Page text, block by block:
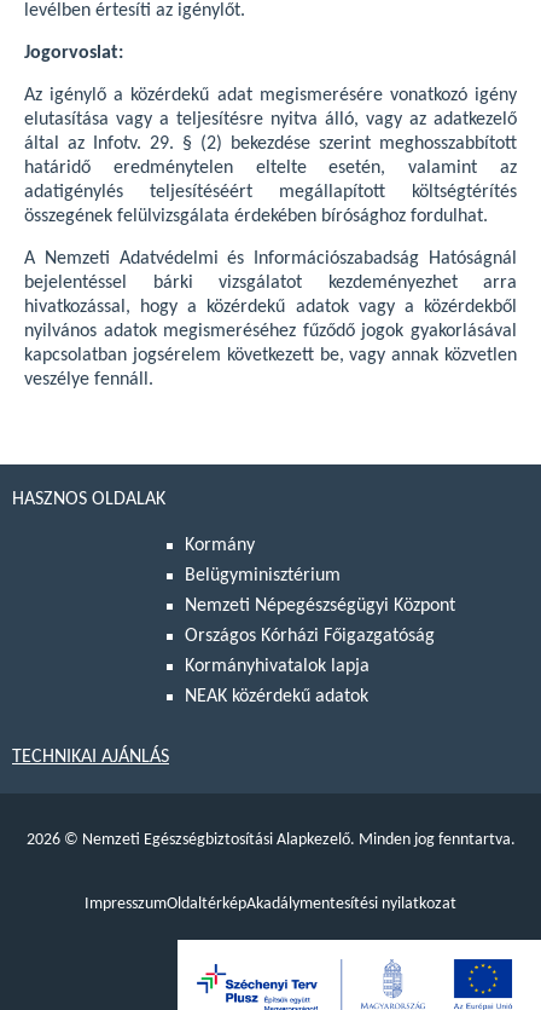
levélben értesíti az igénylőt.
Jogorvoslat:
Az igénylő a közérdekű adat megismerésére vonatkozó igény
elutasítása vagy a teljesítésre nyitva álló, vagy az adatkezelő
által az Infotv. 29. § (2) bekezdése szerint meghosszabbított
határidő eredménytelen eltelte esetén, valamint az
adatigénylés teljesítéséért megállapított költségtérítés
összegének felülvizsgálata érdekében bírósághoz fordulhat.
A Nemzeti Adatvédelmi és Információszabadság Hatóságnál
bejelentéssel bárki vizsgálatot kezdeményezhet arra
hivatkozással, hogy a közérdekű adatok vagy a közérdekből
nyilvános adatok megismeréséhez fűződő jogok gyakorlásával
kapcsolatban jogsérelem következett be, vagy annak közvetlen
veszélye fennáll.
HASZNOS OLDALAK
Kormány
Belügyminisztérium
Nemzeti Népegészségügyi Központ
Országos Kórházi Főigazgatóság
Kormányhivatalok lapja
NEAK közérdekű adatok
TECHNIKAI AJÁNLÁS
2026 © Nemzeti Egészségbiztosítási Alapkezelő. Minden jog fenntartva.
ImpresszumOldaltérképAkadálymentesítési nyilatkozat